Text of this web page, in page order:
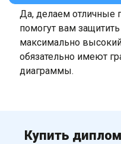
Да, делаем отличные
помогут вам
максимально
обязательно имеют
диаграммы.
Купить